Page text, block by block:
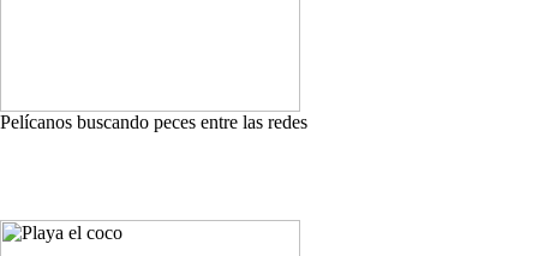
Pelícanos buscando peces entre las redes